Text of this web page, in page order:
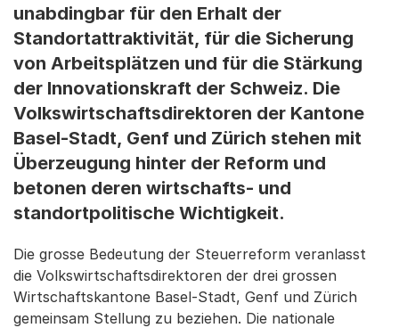
unabdingbar für den Erhalt der
Standortattraktivität, für die Sicherung
von Arbeitsplätzen und für die Stärkung
der Innovationskraft der Schweiz. Die
Volkswirtschaftsdirektoren der Kantone
Basel-Stadt, Genf und Zürich stehen mit
Überzeugung hinter der Reform und
betonen deren wirtschafts- und
standortpolitische Wichtigkeit.
Die grosse Bedeutung der Steuerreform veranlasst
die Volkswirtschaftsdirektoren der drei grossen
Wirtschaftskantone Basel-Stadt, Genf und Zürich
gemeinsam Stellung zu beziehen. Die nationale